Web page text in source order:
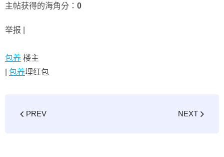
主帖获得的海角分： 0
举报 |
包养 楼主
包养埋红包
PREV NEXT